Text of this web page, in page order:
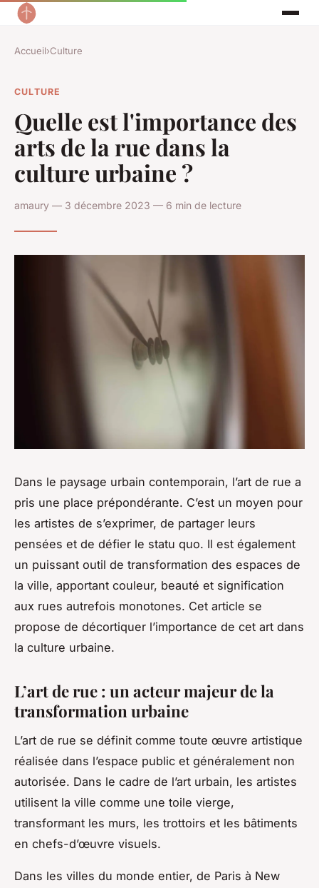
Accueil›Culture
CULTURE
Quelle est l'importance des
arts de la rue dans la
culture urbaine ?
amaury — 3 décembre 2023 — 6 min de lecture
Dans le paysage urbain contemporain, l’art de rue a
pris une place prépondérante. C’est un moyen pour
les artistes de s’exprimer, de partager leurs
pensées et de défier le statu quo. Il est également
un puissant outil de transformation des espaces de
la ville, apportant couleur, beauté et signification
aux rues autrefois monotones. Cet article se
propose de décortiquer l’importance de cet art dans
la culture urbaine.
L’art de rue : un acteur majeur de la
transformation urbaine
L’art de rue se définit comme toute œuvre artistique
réalisée dans l’espace public et généralement non
autorisée. Dans le cadre de l’art urbain, les artistes
utilisent la ville comme une toile vierge,
transformant les murs, les trottoirs et les bâtiments
en chefs-d’œuvre visuels.
Dans les villes du monde entier, de Paris à New